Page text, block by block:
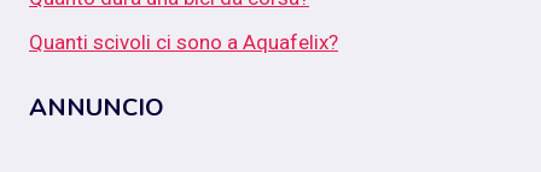
Quanti scivoli ci sono a Aquafelix?
ANNUNCIO